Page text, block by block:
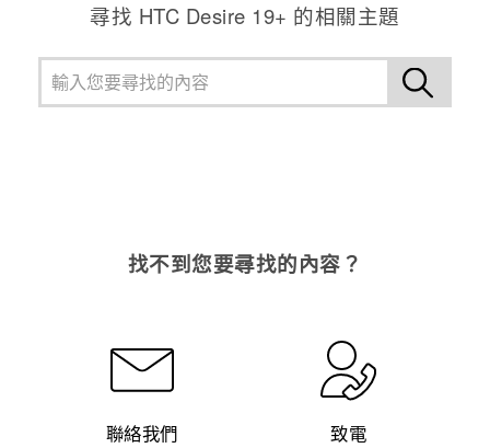
尋找 ‎HTC Desire 19+‎ 的相關主題
找不到您要尋找的內容？
聯絡我們 致電